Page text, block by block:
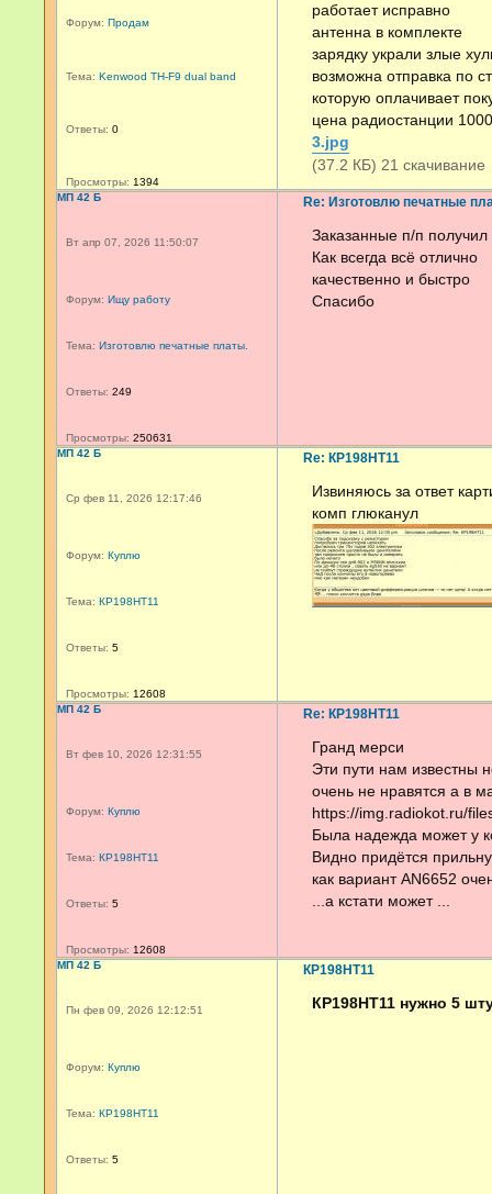
Форум: Продам
Тема: Kenwood TH-F9 dual band
Ответы: 0
Просмотры: 1394
работает исправно
антенна в комплекте
зарядку украли злые
возможна отправка по
которую оплачивает
цена радиостанции
3.jpg
(37.2 КБ) 21 скачивание
МП 42 Б
Вт апр 07, 2026 11:50:07
Форум: Ищу работу
Тема: Изготовлю печатные платы.
Ответы: 249
Просмотры: 250631
Re: Изготовлю печатные
Заказанные п/п получил
Как всегда всё отлично
качественно и быстро
Спасибо
МП 42 Б
Ср фев 11, 2026 12:17:46
Форум: Куплю
Тема: КР198НТ11
Ответы: 5
Просмотры: 12608
Re: КР198НТ11
Извиняюсь за ответ
комп глюканул
МП 42 Б
Вт фев 10, 2026 12:31:55
Форум: Куплю
Тема: КР198НТ11
Ответы: 5
Просмотры: 12608
Re: КР198НТ11
Гранд мерси
Эти пути нам известны
очень не нравятся а в
https://img.radiokot.ru/
Была надежда может у
Видно придётся
как вариант AN6652
...а кстати может ...
МП 42 Б
Пн фев 09, 2026 12:12:51
Форум: Куплю
Тема: КР198НТ11
Ответы: 5
КР198НТ11
КР198НТ11 нужно 5